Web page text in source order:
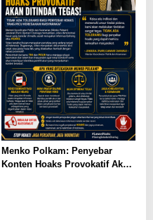
Menko Polkam: Penyebar
Konten Hoaks Provokatif Akan